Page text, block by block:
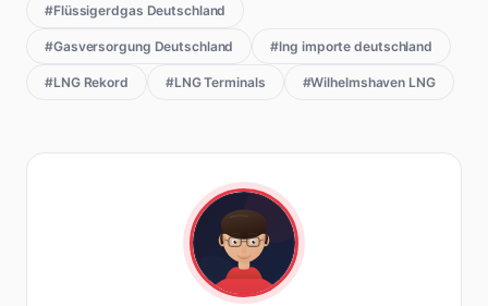
#Flüssigerdgas Deutschland
#Gasversorgung Deutschland #lng importe deutschland
#LNG Rekord #LNG Terminals #Wilhelmshaven LNG